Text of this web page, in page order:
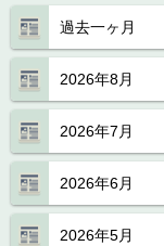
過去一ヶ月
2026年8月
2026年7月
2026年6月
2026年5月